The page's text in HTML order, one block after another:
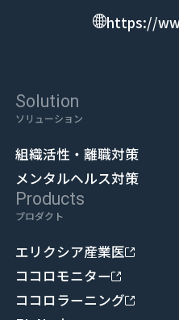
https://
Solution
ソリューション
組織活性・離職対策
メンタルヘルス対策
Products
プロダクト
エリクシア産業医
ココロモニター
ココロラーニング